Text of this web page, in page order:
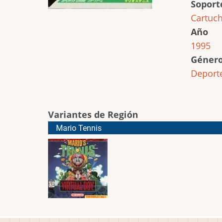
Año
1995
Variantes de Región
Mario Tennis